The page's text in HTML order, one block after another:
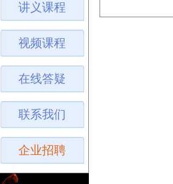
讲义课程
视频课程
在线答疑
联系我们
企业招聘